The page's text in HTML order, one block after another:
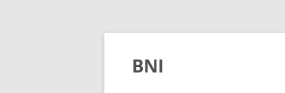
Preskoči
BNI